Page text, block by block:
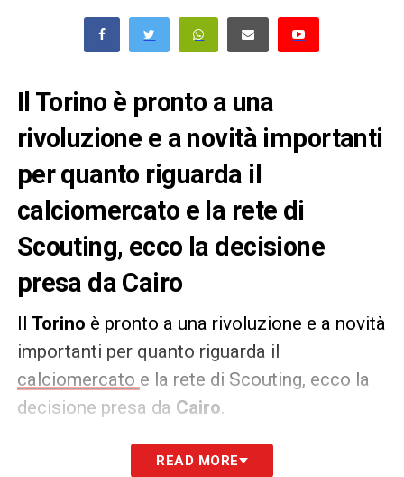
Il Torino è pronto a una
rivoluzione e a novità importanti
per quanto riguarda il
calciomercato e la rete di
Scouting, ecco la decisione
presa da Cairo
Il Torino è pronto a una rivoluzione e a novità
importanti per quanto riguarda il
calciomercato e la rete di Scouting, ecco la
decisione presa da Cairo.
Secondo quanto riportato da Tuttosport
READ MORE